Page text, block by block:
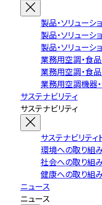
製品・ソリューシ
製品・ソリュー
製品・ソリュー
業務用空調・食
業務用空調・食
業務用空調機器
サステナビリティ
サステナビリティ
サステナビリティ
環境への取り組
社会への取り組
健康への取り組
ニュース
ニュース